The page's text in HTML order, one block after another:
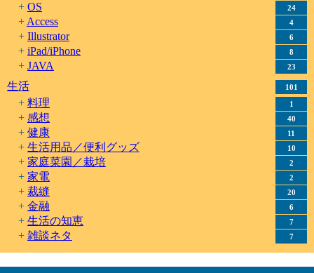
OS 24
Access 4
Illustrator 6
iPad/iPhone 8
JAVA 23
生活 101
料理 1
感想 40
健康 11
生活用品／便利グッズ 10
家庭菜園／栽培 2
家電 2
裁縫 20
金融 6
生活の知恵 7
雑談ネタ 7